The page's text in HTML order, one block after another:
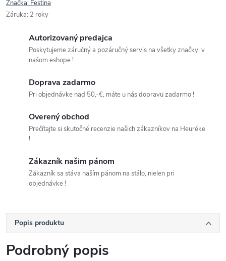
Značka: Festina
Záruka: 2 roky
Autorizovaný predajca
Poskytujeme záručný a pozáručný servis na všetky značky, v
našom eshope !
Doprava zadarmo
Pri objednávke nad 50,-€, máte u nás dopravu zadarmo !
Overený obchod
Prečítajte si skutočné recenzie našich zákazníkov na Heuréke
!
Zákazník našim pánom
Zákazník sa stáva naším pánom na stálo, nielen pri
objednávke !
Popis produktu
Podrobný popis